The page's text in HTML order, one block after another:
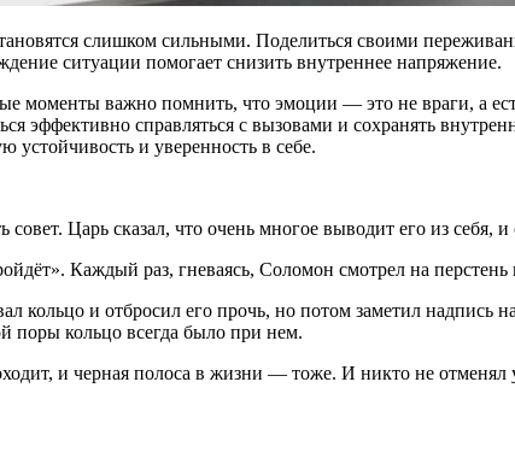
слишком сильными. Поделиться своими
ситуации помогает снизить внутреннее напряжение.
моменты важно помнить, что эмоции — это не враги, а
эффективно справляться с вызовами и сохранять
устойчивость и уверенность в себе.
Царь сказал, что очень многое выводит его из себя, и
Каждый раз, гневаясь, Соломон смотрел на перстень
кольцо и отбросил его прочь, но потом заметил надпись
поры кольцо всегда было при нем.
и черная полоса в жизни — тоже. И никто не отменял